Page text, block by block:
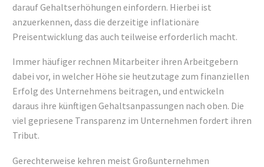
darauf Gehaltserhöhungen einfordern. Hierbei ist
anzuerkennen, dass die derzeitige inflationäre
Preisentwicklung das auch teilweise erforderlich macht.
Immer häufiger rechnen Mitarbeiter ihren Arbeitgebern
dabei vor, in welcher Höhe sie heutzutage zum finanziellen
Erfolg des Unternehmens beitragen, und entwickeln
daraus ihre künftigen Gehaltsanpassungen nach oben. Die
viel gepriesene Transparenz im Unternehmen fordert ihren
Tribut.
Gerechterweise kehren meist Großunternehmen